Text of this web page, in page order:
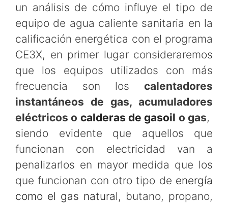
un análisis de cómo influye el tipo de
equipo de agua caliente sanitaria en la
calificación energética con el programa
CE3X, en primer lugar consideraremos
que los equipos utilizados con más
frecuencia son los calentadores
instantáneos de gas, acumuladores
eléctricos o calderas de gasoil o gas,
siendo evidente que aquellos que
funcionan con electricidad van a
penalizarlos en mayor medida que los
que funcionan con otro tipo de energía
como el gas natural, butano, propano,